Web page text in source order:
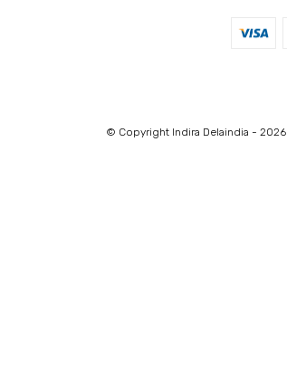
© Copyright Indira Delaindia - 2026